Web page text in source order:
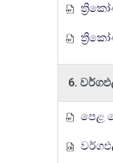
ත්‍රිකෝණ
ත්‍රිකෝණ
6.
පෙළ
වර්ගඵලය -